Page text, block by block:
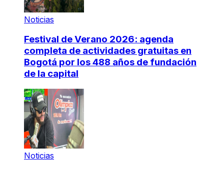
Noticias
Festival de Verano 2026: agenda
completa de actividades gratuitas en
Bogotá por los 488 años de fundación
de la capital
Noticias